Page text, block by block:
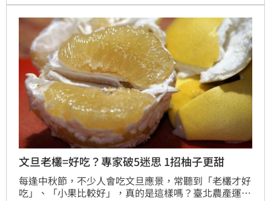
文旦老欉=好吃？專家破5迷思 1招柚子更甜
每逢中秋節，不少人會吃文旦應景，常聽到「老欉才好
吃」、「小果比較好」，真的是這樣嗎？臺北農產運銷